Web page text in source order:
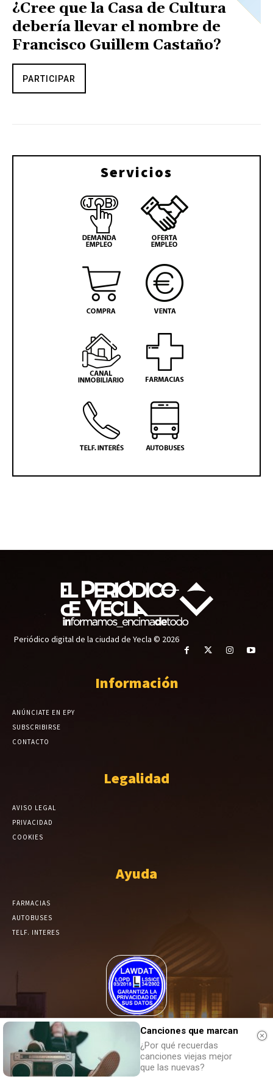
¿Cree que la Casa de Cultura
debería llevar el nombre de
Francisco Guillem Castaño?
PARTICIPAR
Servicios
Periódico digital de la ciudad de Yecla © 2026
Información
ANÚNCIATE EN EPY
SUBSCRIBIRSE
CONTACTO
Legalidad
AVISO LEGAL
PRIVACIDAD
COOKIES
Ayuda
FARMACIAS
AUTOBUSES
TELF. INTERES
El Periódico de Yecla alcanza un grado más de compromiso en el
tratamiento de sus datos.Canciones que marcan
¿Por qué recuerdas
canciones viejas mejor
que las nuevas?